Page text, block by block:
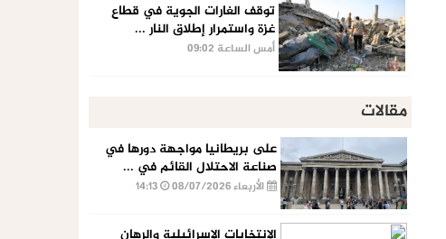
توقف الغارات الجوية في قطاع
غزة واستمرار إطلاق النار ...
أمس الساعة 09:02
مقالات
على بريطانيا مواجهة دورها في
صناعة الاحتلال القائم في ...
الأربعاء 08/07/2026